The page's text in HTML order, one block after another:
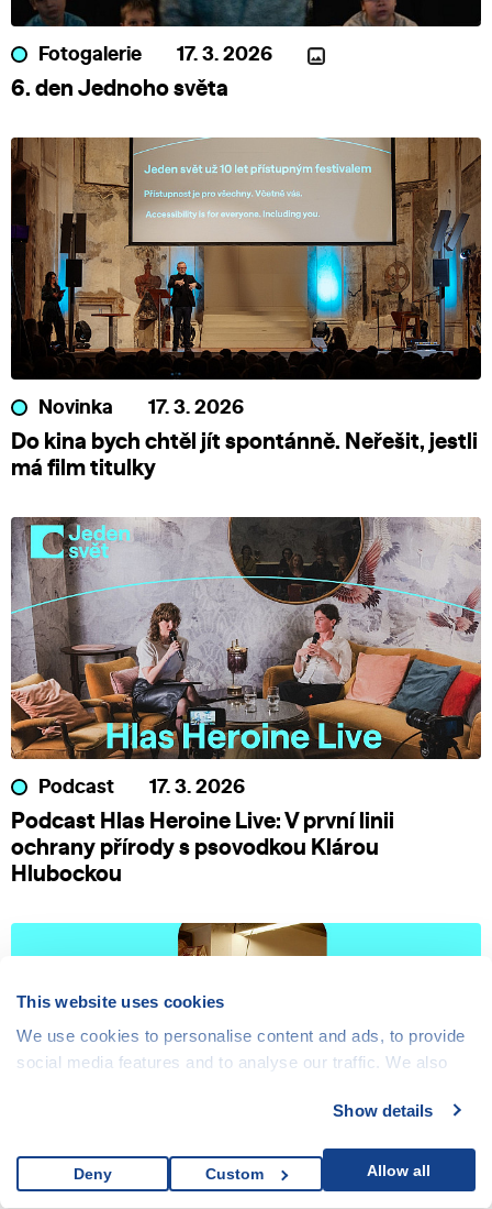
This website uses cookies
We use cookies to personalise content and ads, to provide
social media features and to analyse our traffic. We also
media, advertising and analytics partners who may
them or that they’ve collected from your use of their
services.
Show details
Allow all
Custom
Deny
Fotogalerie 17. 3. 2026
6. den Jednoho světa
Novinka 17. 3. 2026
Do kina bych chtěl jít spontánně. Neřešit, jestli
má film titulky
Podcast 17. 3. 2026
Podcast Hlas Heroine Live: V první linii
ochrany přírody s psovodkou Klárou
Hlubockou
Video 17. 3. 2026